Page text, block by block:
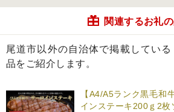
関連するお礼
尾道市以外の自治体で掲載してい
品をご紹介します。
【A4/A5ランク黒毛和
インステーキ200ｇ2枚